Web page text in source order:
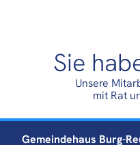
Sie
Unsere
mit Rat
Gemeindehaus Burg-